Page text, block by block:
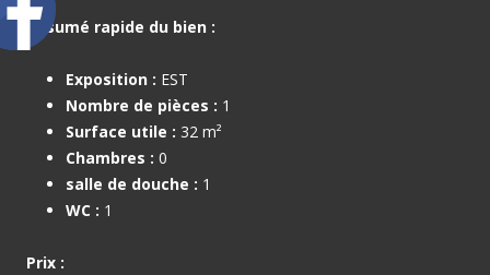
Résumé rapide du bien :
Exposition : EST
Nombre de pièces : 1
Surface utile : 32 m²
Chambres : 0
salle de douche : 1
WC : 1
Prix :